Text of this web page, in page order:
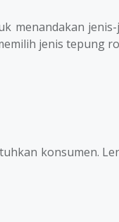
menandakan
jenis tepung
konsumen.